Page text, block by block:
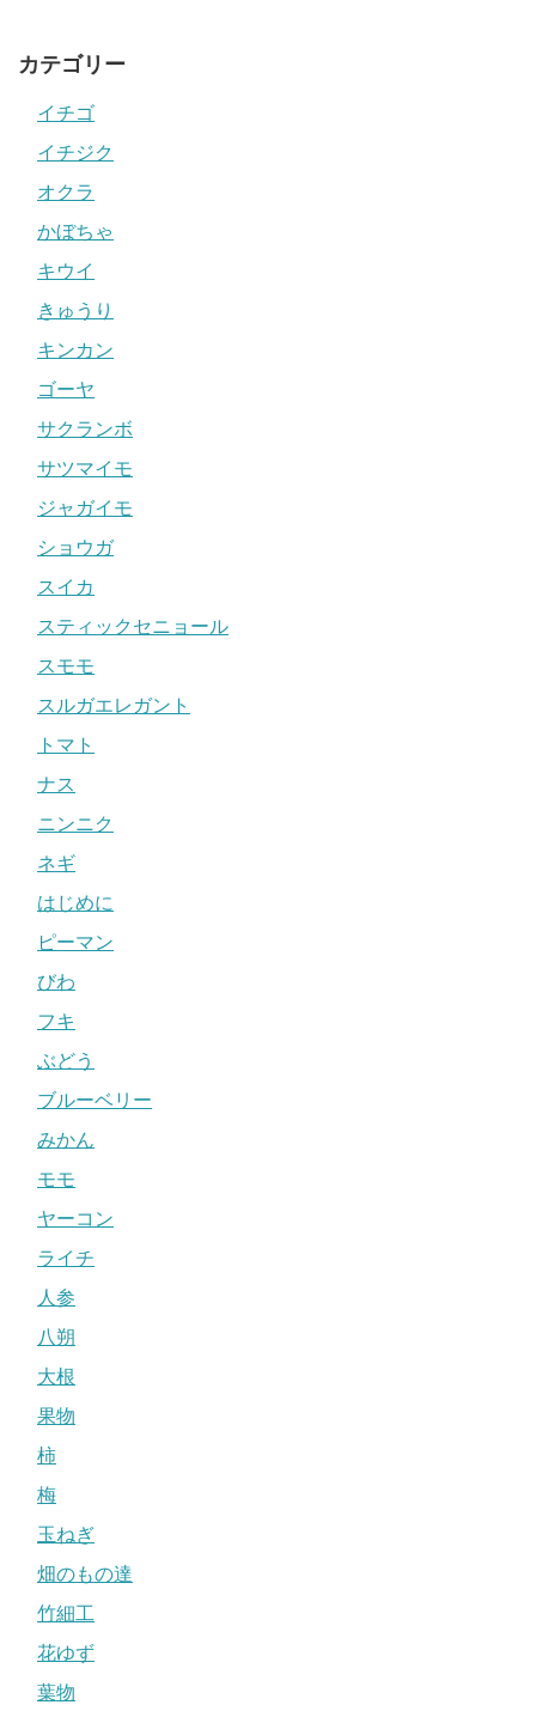
カテゴリー
イチゴ
イチジク
オクラ
かぼちゃ
キウイ
きゅうり
キンカン
ゴーヤ
サクランボ
サツマイモ
ジャガイモ
ショウガ
スイカ
スティックセニョール
スモモ
スルガエレガント
トマト
ナス
ニンニク
ネギ
はじめに
ピーマン
びわ
フキ
ぶどう
ブルーベリー
みかん
モモ
ヤーコン
ライチ
人参
八朔
大根
果物
柿
梅
玉ねぎ
畑のもの達
竹細工
花ゆず
葉物